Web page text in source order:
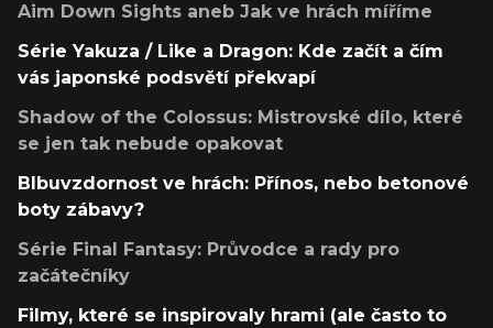
Aim Down Sights aneb Jak ve hrách míříme
Série Yakuza / Like a Dragon: Kde začít a čím
vás japonské podsvětí překvapí
Shadow of the Colossus: Mistrovské dílo, které
se jen tak nebude opakovat
Blbuvzdornost ve hrách: Přínos, nebo betonové
boty zábavy?
Série Final Fantasy: Průvodce a rady pro
začátečníky
Filmy, které se inspirovaly hrami (ale často to